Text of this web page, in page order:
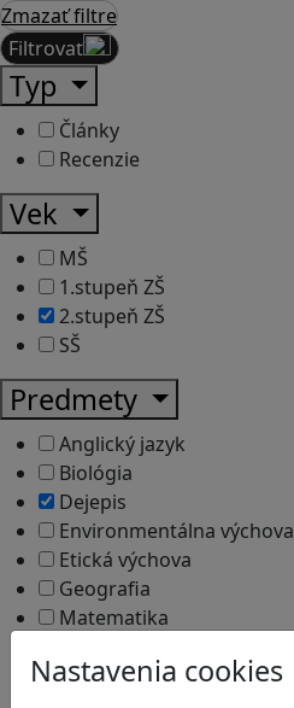
Nastavenia cookies
Zmazať filtre
Filtrovať
Typ
Články
Recenzie
Vek
MŠ
1.stupeň ZŠ
2.stupeň ZŠ
SŠ
Predmety
Anglický jazyk
Biológia
Dejepis
Environmentálna výchova
Etická výchova
Geografia
Matematika
Vlastiveda